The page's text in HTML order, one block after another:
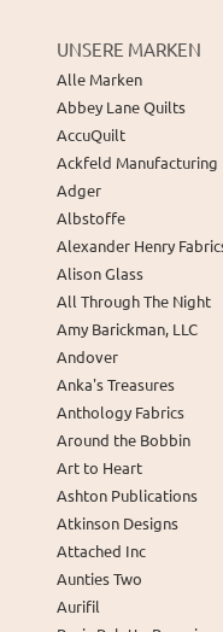
UNSERE MARKEN
Alle Marken
Abbey Lane Quilts
AccuQuilt
Ackfeld Manufacturing
Adger
Albstoffe
Alexander Henry
Alison Glass
All Through The Night
Amy Barickman, LLC
Andover
Anka's Treasures
Anthology Fabrics
Around the Bobbin
Art to Heart
Ashton Publications
Atkinson Designs
Attached Inc
Aunties Two
Aurifil